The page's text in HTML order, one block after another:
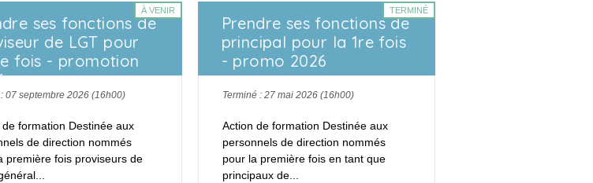
ses fonctions de
de LGT pour
fois - promotion
À VENIR
07 septembre 2026 (16h00)
de formation Destinée aux
de direction nommés
première fois proviseurs de
Prendre ses fonctions de
principal pour la 1re fois
- promo 2026
TERMINÉ
Terminé : 27 mai 2026 (16h00)
Action de formation Destinée aux
personnels de direction nommés
pour la première fois en tant que
principaux de...